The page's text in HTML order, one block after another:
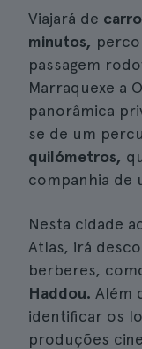
Viajará de
minutos,
passagem
Marraquexe a
panorâmica
se de um
quilómetros,
companhia de
Nesta cidade
Atlas, irá
berberes,
Haddou. Além
identificar os
produções